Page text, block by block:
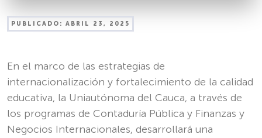
PUBLICADO: ABRIL 23, 2025
En el marco de las estrategias de
internacionalización y fortalecimiento de la calidad
educativa, la Uniautónoma del Cauca, a través de
los programas de Contaduría Pública y Finanzas y
Negocios Internacionales, desarrollará una